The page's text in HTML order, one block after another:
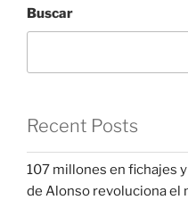
Buscar
Recent Posts
107 millones en fichajes
de Alonso revoluciona el